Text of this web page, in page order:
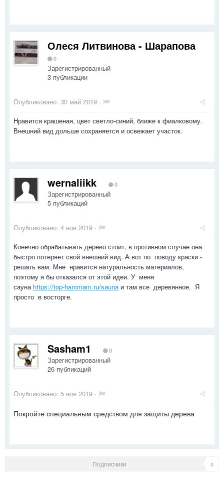
Олеся Литвинова - Шарапова
0
Зарегистрированный
3 публикации
Опубликовано: 30 май 2019 ·
Нравится крашеная, цвет светло-синий, ближе к фиалковому.
Внешний вид дольше сохраняется и освежает участок.
wernaliikk 0
Зарегистрированный
5 публикаций
Опубликовано: 4 ноя 2019 ·
Конечно обрабатывать дерево стоит, в противном случае она
быстро потеряет свой внешний вид. А вот по поводу краски -
решать вам. Мне нравится натуральность материалов,
поэтому я бы отказался от этой идеи. У меня
сауна https://top-hammam.ru/sauna и там все деревянное. Я
просто в восторге.
Sasham1 0
Зарегистрированный
26 публикаций
Опубликовано: 5 ноя 2019 ·
Покройте специальным средством для защиты дерева
Подписчики 0